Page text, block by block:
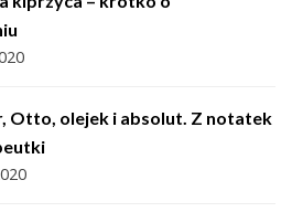
Otto, olejek i absolut. Z notatek